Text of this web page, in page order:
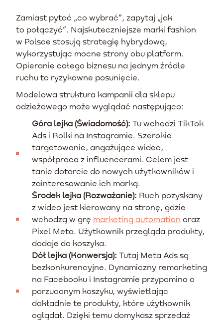
Zamiast pytać „co wybrać”, zapytaj „jak
to połączyć”. Najskuteczniejsze marki fashion
w Polsce stosują strategię hybrydową,
wykorzystując mocne strony obu platform.
Opieranie całego biznesu na jednym źródle
ruchu to ryzykowne posunięcie.
Modelowa struktura kampanii dla sklepu
odzieżowego może wyglądać następująco:
Góra lejka (Świadomość): Tu wchodzi TikTok
Ads i Rolki na Instagramie. Szerokie
targetowanie, angażujące wideo,
współpraca z influencerami. Celem jest
tanie dotarcie do nowych użytkowników i
zainteresowanie ich marką.
Środek lejka (Rozważanie): Ruch pozyskany
z wideo jest kierowany na stronę, gdzie
wchodzą w grę marketing automation oraz
Pixel Meta. Użytkownik przegląda produkty,
dodaje do koszyka.
Dół lejka (Konwersja): Tutaj Meta Ads są
bezkonkurencyjne. Dynamiczny remarketing
na Facebooku i Instagramie przypomina o
porzuconym koszyku, wyświetlając
dokładnie te produkty, które użytkownik
oglądał. Dzięki temu domykasz sprzedaż